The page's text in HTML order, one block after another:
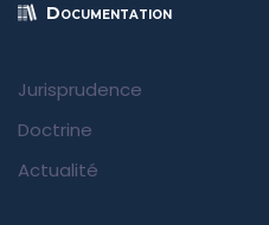
Documentation
Jurisprudence
Doctrine
Actualité